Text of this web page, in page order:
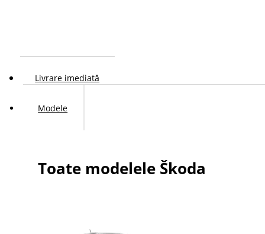
Livrare imediată
Modele
Toate modelele Škoda